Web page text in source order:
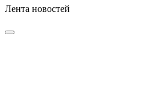
Лента новостей